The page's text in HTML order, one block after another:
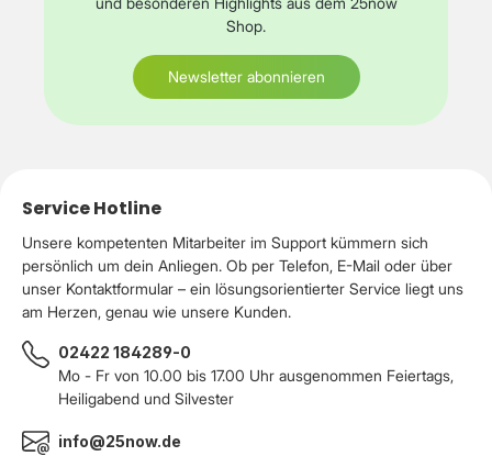
cmGewicht433 gHerstellergarantieService und
SupportBegrenzte Garantie - 3 Jahre
Shop.
Newsletter abonnieren
Service Hotline
Unsere kompetenten Mitarbeiter im Support kümmern sich
persönlich um dein Anliegen. Ob per Telefon, E-Mail oder über
unser Kontaktformular – ein lösungsorientierter Service liegt uns
am Herzen, genau wie unsere Kunden.
02422 184289-0
Mo - Fr von 10.00 bis 17.00 Uhr ausgenommen Feiertags,
Heiligabend und Silvester
info@25now.de